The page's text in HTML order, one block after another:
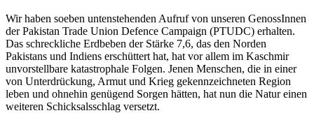
Wir haben soeben untenstehenden Aufruf von unseren GenossInnen
der Pakistan Trade Union Defence Campaign (PTUDC) erhalten.
Das schreckliche Erdbeben der Stärke 7,6, das den Norden
Pakistans und Indiens erschüttert hat, hat vor allem im Kaschmir
unvorstellbare katastrophale Folgen. Jenen Menschen, die in einer
von Unterdrückung, Armut und Krieg gekennzeichneten Region
leben und ohnehin genügend Sorgen hätten, hat nun die Natur einen
weiteren Schicksalsschlag versetzt.